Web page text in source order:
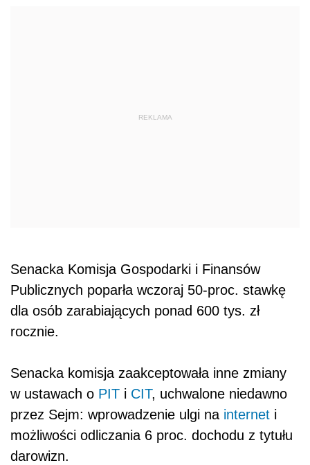
Senacka Komisja Gospodarki i Finansów
Publicznych poparła wczoraj 50-proc. stawkę
dla osób zarabiających ponad 600 tys. zł
rocznie.
Senacka komisja zaakceptowała inne zmiany
w ustawach o PIT i CIT, uchwalone niedawno
przez Sejm: wprowadzenie ulgi na internet i
możliwości odliczania 6 proc. dochodu z tytułu
darowizn.